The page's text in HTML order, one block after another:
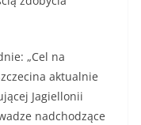
„Cel na
aktualnie
Jagiellonii
nadchodzące